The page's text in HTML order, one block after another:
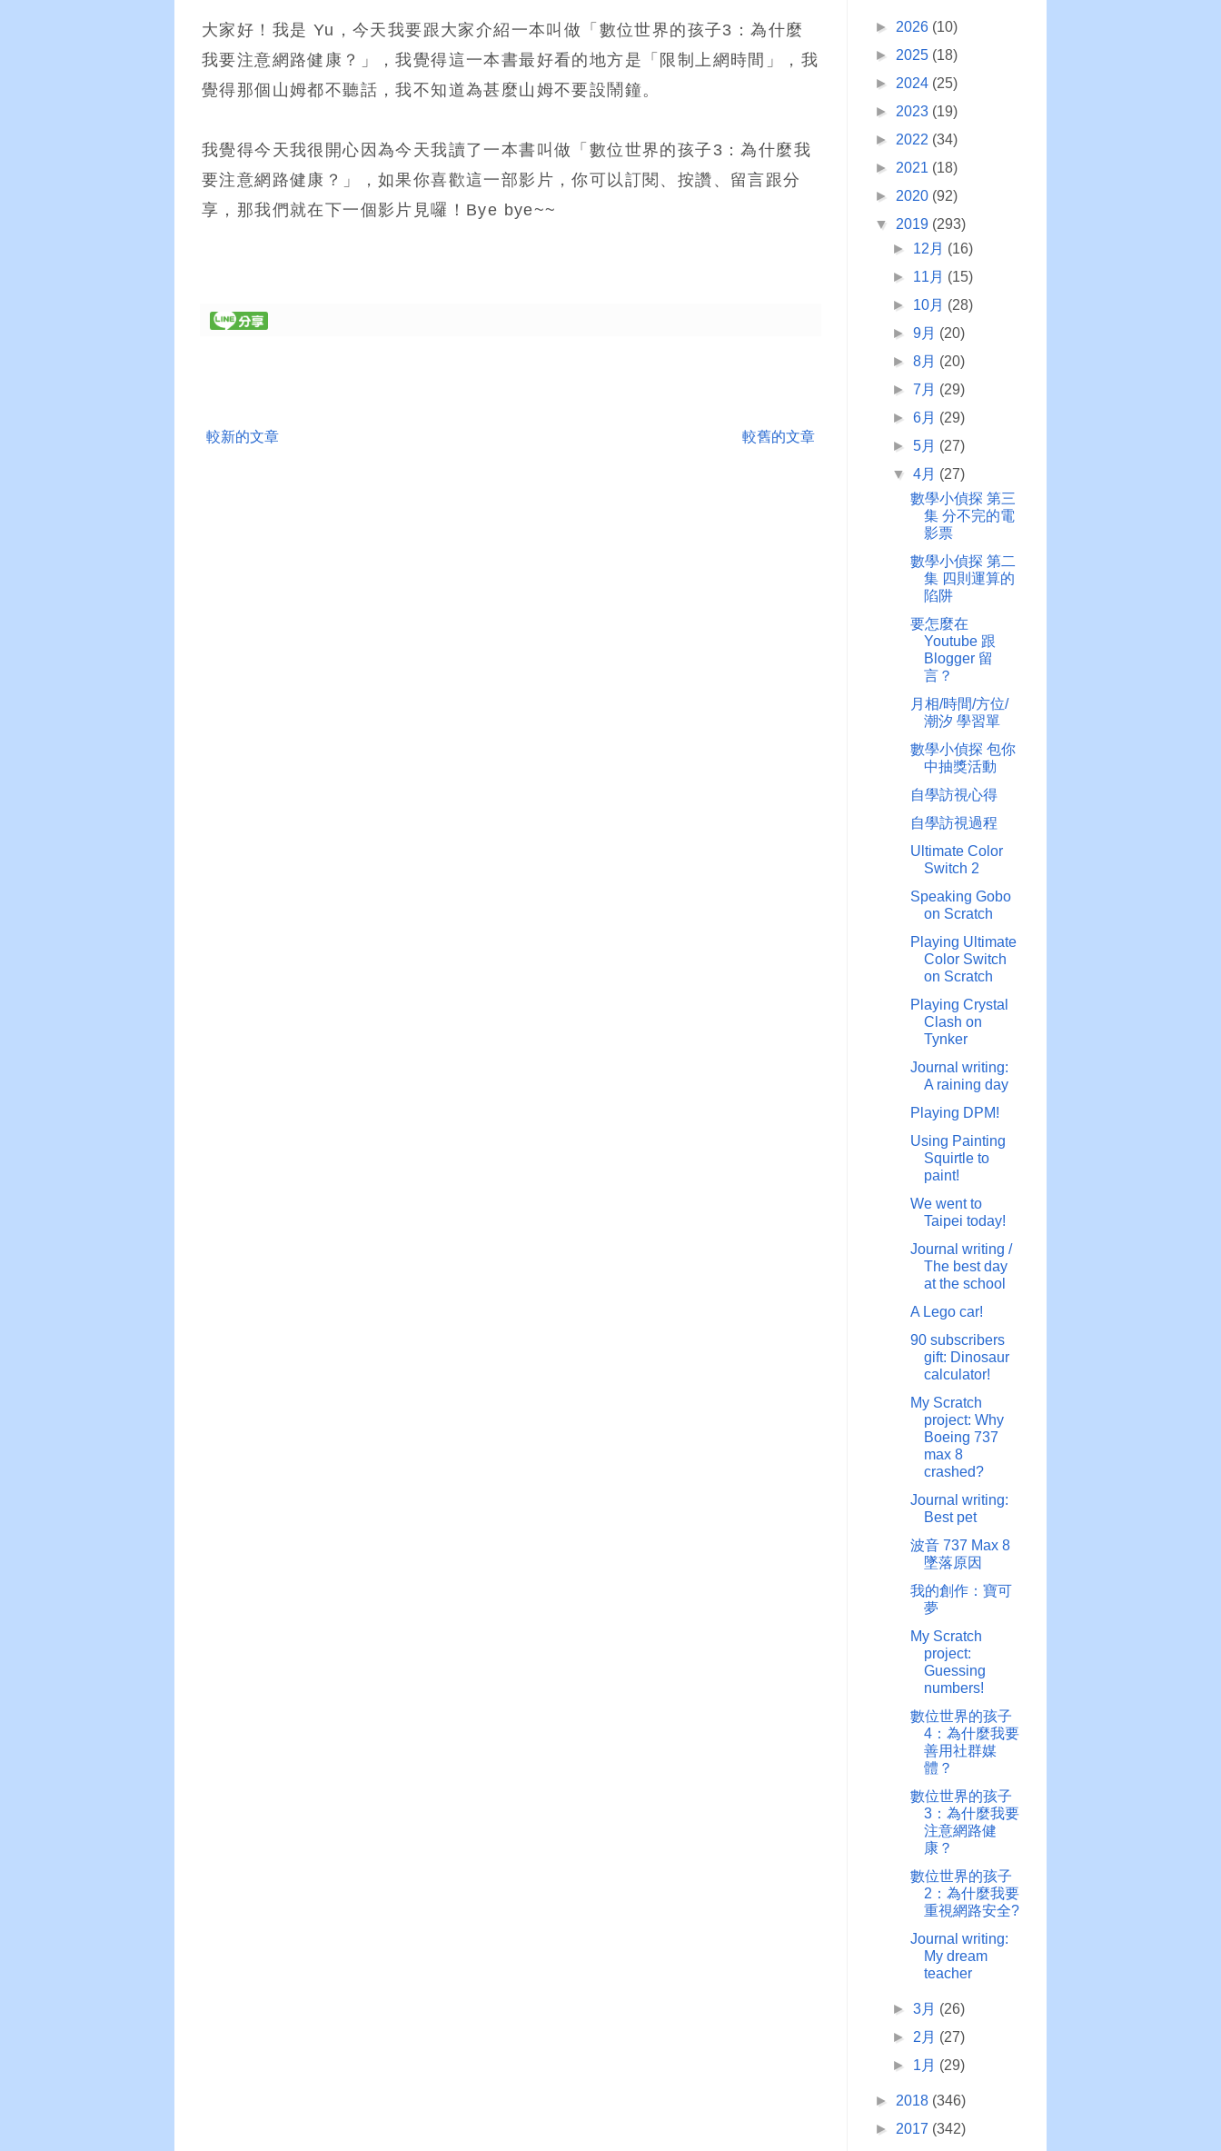
大家好！我是 Yu，今天我要跟大家介紹一本叫做「數位世界的孩子3：為什麼
我要注意網路健康？」，我覺得這一本書最好看的地方是「限制上網時間」，我
覺得那個山姆都不聽話，我不知道為甚麼山姆不要設鬧鐘。
我覺得今天我很開心因為今天我讀了一本書叫做「數位世界的孩子3：為什麼我
要注意網路健康？」，如果你喜歡這一部影片，你可以訂閱、按讚、留言跟分
享，那我們就在下一個影片見囉！Bye bye~~
較新的文章 較舊的文章
► 2026 (10)
► 2025 (18)
► 2024 (25)
► 2023 (19)
► 2022 (34)
► 2021 (18)
► 2020 (92)
▼ 2019 (293)
► 12月 (16)
► 11月 (15)
► 10月 (28)
►9月 (20)
►8月 (20)
►7月 (29)
►6月 (29)
►5月 (27)
▼4月 (27)
數學小偵探 第三
集 分不完的電
影票
數學小偵探 第二
集 四則運算的
陷阱
要怎麼在
Youtube 跟
Blogger 留
言？
月相/時間/方位/
潮汐 學習單
數學小偵探 包你
中抽獎活動
自學訪視心得
自學訪視過程
Ultimate Color
Switch 2
Speaking Gobo
on Scratch
Playing Ultimate
Color Switch
on Scratch
Playing Crystal
Clash on
Tynker
Journal writing:
A raining day
Playing DPM!
Using Painting
Squirtle to
paint!
We went to
Taipei today!
Journal writing /
The best day
at the school
A Lego car!
90 subscribers
gift: Dinosaur
calculator!
My Scratch
project: Why
Boeing 737
max 8
crashed?
Journal writing:
Best pet
波音 737 Max 8
墜落原因
我的創作：寶可
夢
My Scratch
project:
Guessing
numbers!
數位世界的孩子
4：為什麼我要
善用社群媒
體？
數位世界的孩子
3：為什麼我要
注意網路健
康？
數位世界的孩子
2：為什麼我要
重視網路安全?
Journal writing:
My dream
teacher
►3月 (26)
► 2月 (27)
► 1月 (29)
► 2018 (346)
► 2017 (342)